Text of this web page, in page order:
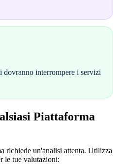
interrompere i servizi
Piattaforma
richiede un'analisi attenta. Utilizza
le tue valutazioni: